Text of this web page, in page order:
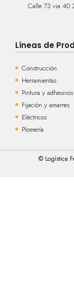
Calle 73 via 40
Líneas de
Construcción
Herramientas
Pintura y adhesivos
Fijación y amarres
Eléctricos
Plomería
© Logística